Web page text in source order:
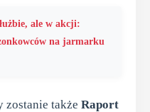
ale w akcji:
na jarmarku
zostanie także Raport